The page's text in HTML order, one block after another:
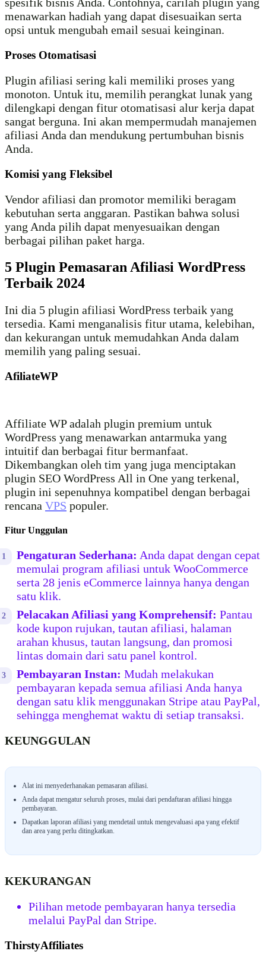
menawarkan hadiah yang dapat disesuaikan serta
opsi untuk mengubah email sesuai keinginan.
Proses Otomatisasi
Plugin afiliasi sering kali memiliki proses yang
monoton. Untuk itu, memilih perangkat lunak yang
dilengkapi dengan fitur otomatisasi alur kerja dapat
sangat berguna. Ini akan mempermudah manajemen
afiliasi Anda dan mendukung pertumbuhan bisnis
Anda.
Komisi yang Fleksibel
Vendor afiliasi dan promotor memiliki beragam
kebutuhan serta anggaran. Pastikan bahwa solusi
yang Anda pilih dapat menyesuaikan dengan
berbagai pilihan paket harga.
5 Plugin Pemasaran Afiliasi WordPress
Terbaik 2024
Ini dia 5 plugin afiliasi WordPress terbaik yang
tersedia. Kami menganalisis fitur utama, kelebihan,
dan kekurangan untuk memudahkan Anda dalam
memilih yang paling sesuai.
AfiliateWP
Affiliate WP adalah plugin premium untuk
WordPress yang menawarkan antarmuka yang
intuitif dan berbagai fitur bermanfaat.
Dikembangkan oleh tim yang juga menciptakan
plugin SEO WordPress All in One yang terkenal,
plugin ini sepenuhnya kompatibel dengan berbagai
rencana VPS populer.
Fitur Unggulan
Pengaturan Sederhana: Anda dapat dengan cepat
memulai program afiliasi untuk WooCommerce
serta 28 jenis eCommerce lainnya hanya dengan
satu klik.
Pelacakan Afiliasi yang Komprehensif: Pantau
kode kupon rujukan, tautan afiliasi, halaman
arahan khusus, tautan langsung, dan promosi
lintas domain dari satu panel kontrol.
Pembayaran Instan: Mudah melakukan
pembayaran kepada semua afiliasi Anda hanya
dengan satu klik menggunakan Stripe atau PayPal,
sehingga menghemat waktu di setiap transaksi.
KEUNGGULAN
Alat ini menyederhanakan pemasaran afiliasi.
Anda dapat mengatur seluruh proses, mulai dari pendaftaran afiliasi hingga
pembayaran.
Dapatkan laporan afiliasi yang mendetail untuk mengevaluasi apa yang efektif
dan area yang perlu ditingkatkan.
KEKURANGAN
Pilihan metode pembayaran hanya tersedia
melalui PayPal dan Stripe.
ThirstyAffiliates